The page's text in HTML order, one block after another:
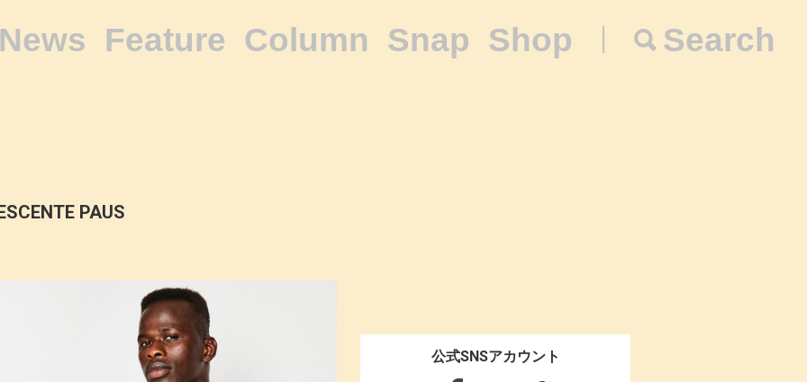
Feature Column Snap Shop Search
PAUS
公式SNSアカウント